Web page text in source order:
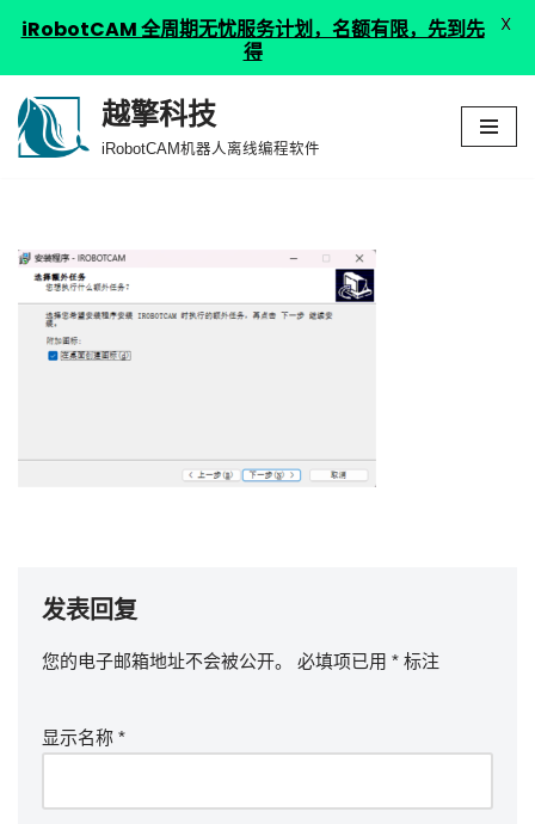
跳
越擎科技
iRobotCAM机器人离线编程软件
发表回复
您的电子邮箱地址不会被公开。 必填项已用 * 标注
显示名称 *
iRobotCAM 全周期无忧服务计划，名额有限，先到先
得
X